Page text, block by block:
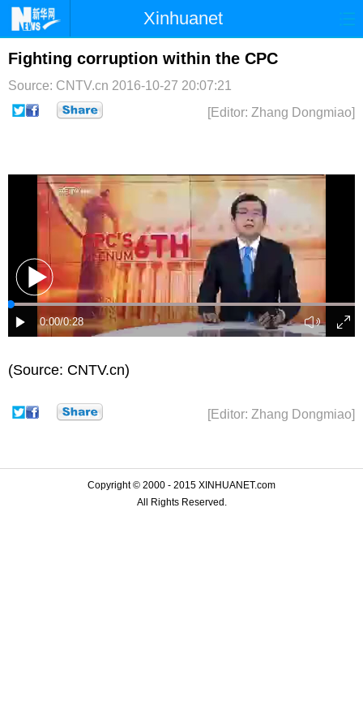
Xinhuanet
首页 时政 国际
台湾 财经 法治
纪检 科技 军事
博客 微博
Fighting corruption within the CPC
Source: CNTV.cn 2016-10-27 20:07:21
[Editor: Zhang Dongmiao]
(Source: CNTV.cn)
[Editor: Zhang Dongmiao]
Copyright © 2000 - 2015 XINHUANET.com
All Rights Reserved.